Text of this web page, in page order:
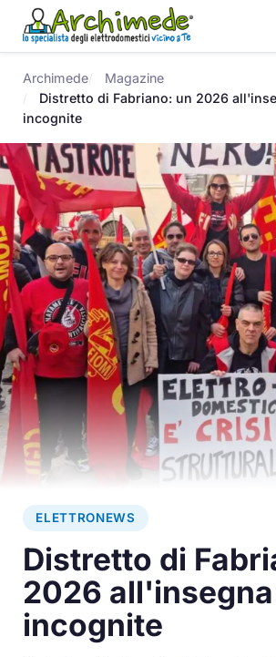
Archimede
Magazine
Distretto di Fabriano: un 2026
incognite
ELETTRONEWS
Distretto di
2026
incognite